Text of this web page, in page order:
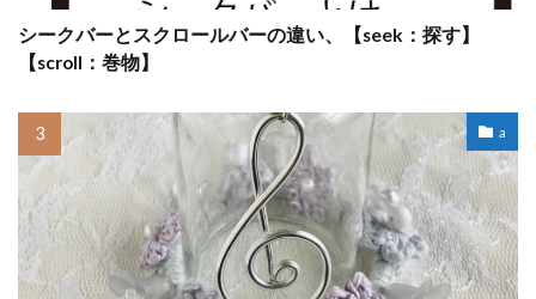
シークバーとスクロールバーの違い、【seek：探す】
【scroll：巻物】
a